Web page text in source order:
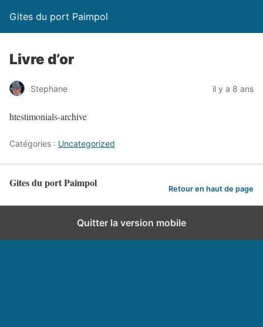
Gites du port Paimpol
Livre d’or
Stephane il y a 8 ans
htestimonials-archive
Catégories : Uncategorized
Gites du port Paimpol Retour en haut de page
Quitter la version mobile